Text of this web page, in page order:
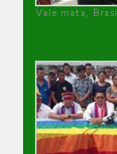
Vale mata, Brasil